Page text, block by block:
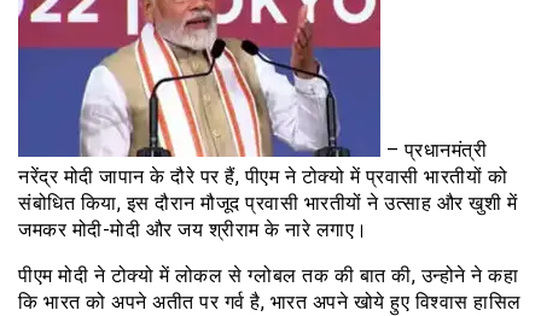
– प्रधानमंत्री
नरेंद्र मोदी जापान के दौरे पर हैं, पीएम ने टोक्यो में प्रवासी भारतीयों को
संबोधित किया, इस दौरान मौजूद प्रवासी भारतीयों ने उत्साह और खुशी में
जमकर मोदी-मोदी और जय श्रीराम के नारे लगाए।
पीएम मोदी ने टोक्यो में लोकल से ग्लोबल तक की बात की, उन्होने ने कहा
कि भारत को अपने अतीत पर गर्व है, भारत अपने खोये हुए विश्वास हासिल